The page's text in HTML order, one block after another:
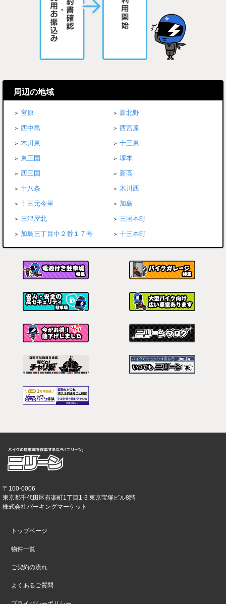
周辺の地域
宮原
新北野
西中島
西宮原
木川東
十三東
東三国
塚本
西三国
新高
十八条
木川西
十三元今里
加島
三津屋北
三国本町
加島三丁目中２番１７号
十三本町
〒100-0006
東京都千代田区有楽町1丁目1-3 東京宝塚ビル8階
株式会社パーキングマーケット
トップページ
物件一覧
ご契約の流れ
よくあるご質問